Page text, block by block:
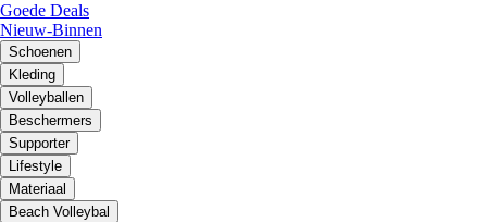
Goede Deals
Nieuw-Binnen
Schoenen
Kleding
Volleyballen
Beschermers
Supporter
Lifestyle
Materiaal
Beach Volleybal